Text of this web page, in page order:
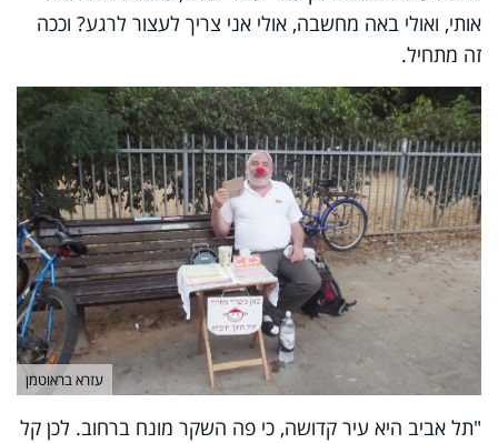
אותי, ואולי באה מחשבה, אולי אני צריך לעצור לרגע? וככה
זה מתחיל.
עזרא בראוטמן
"תל אביב היא עיר קדושה, כי פה השקר מונח ברחוב. לכן קל